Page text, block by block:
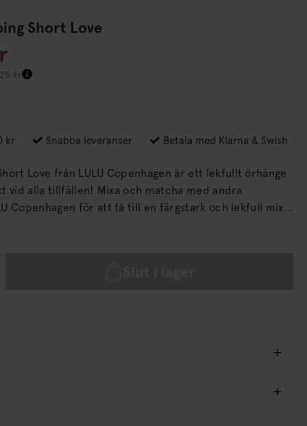
Short Love
kr
kr Snabba leveranser Betala med Klarna & Swish
Love från LULU Copenhagen är ett lekfullt örhänge
vid alla tillfällen! Mixa och matcha med andra
Copenhagen för att få till en färgstark och lekfull mix.
18K, 50%